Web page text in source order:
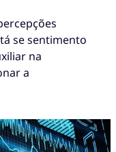
se sentimento
na
a